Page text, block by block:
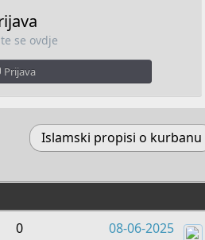
se ovdje
Prijava
Islamski propisi o kurbanu
0
08-06-2025